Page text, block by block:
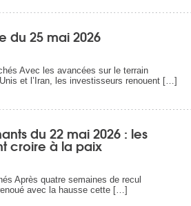
du 25 mai 2026
Avec les avancées sur le terrain
et l’Iran, les investisseurs renouent […]
du 22 mai 2026 : les
croire à la paix
Après quatre semaines de recul
avec la hausse cette […]